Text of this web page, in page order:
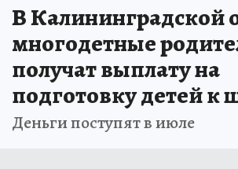
В Калининградской
многодетные
получат выплату на
подготовку детей к
Деньги поступят в июле